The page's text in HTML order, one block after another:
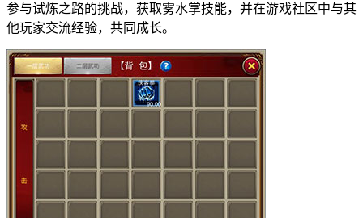
参与试炼之路的挑战，获取雾水掌技能，并在游戏社区中与其
他玩家交流经验，共同成长。